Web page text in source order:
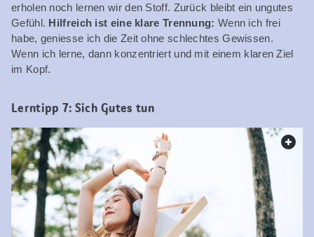
erholen noch lernen wir den Stoff. Zurück bleibt ein ungutes
Gefühl. Hilfreich ist eine klare Trennung: Wenn ich frei
habe, geniesse ich die Zeit ohne schlechtes Gewissen.
Wenn ich lerne, dann konzentriert und mit einem klaren Ziel
im Kopf.
Lerntipp 7: Sich Gutes tun